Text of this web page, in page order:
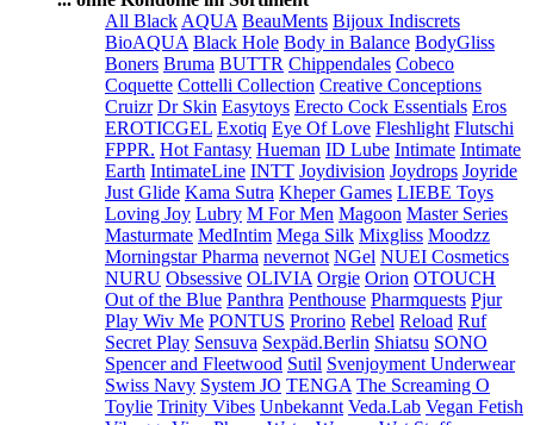
All Black AQUA BeauMents Bijoux Indiscrets
BioAQUA Black Hole Body in Balance BodyGliss
Boners Bruma BUTTR Chippendales Cobeco
Coquette Cottelli Collection Creative Conceptions
Cruizr Dr Skin Easytoys Erecto Cock Essentials Eros
EROTICGEL Exotiq Eye Of Love Fleshlight Flutschi
FPPR. Hot Fantasy Hueman ID Lube Intimate Intimate
Earth IntimateLine INTT Joydivision Joydrops Joyride
Just Glide Kama Sutra Kheper Games LIEBE Toys
Loving Joy Lubry M For Men Magoon Master Series
Masturmate MedIntim Mega Silk Mixgliss Moodzz
Morningstar Pharma nevernot NGel NUEI Cosmetics
NURU Obsessive OLIVIA Orgie Orion OTOUCH
Out of the Blue Panthra Penthouse Pharmquests Pjur
Play Wiv Me PONTUS Prorino Rebel Reload Ruf
Secret Play Sensuva Sexpäd.Berlin Shiatsu SONO
Spencer and Fleetwood Sutil Svenjoyment Underwear
Swiss Navy System JO TENGA The Screaming O
Toylie Trinity Vibes Unbekannt Veda.Lab Vegan Fetish